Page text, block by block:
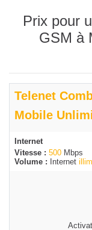
Prix pour
GSM à
Telenet
Mobile
Internet
Vitesse : 500 Mbps
Volume :
Internet